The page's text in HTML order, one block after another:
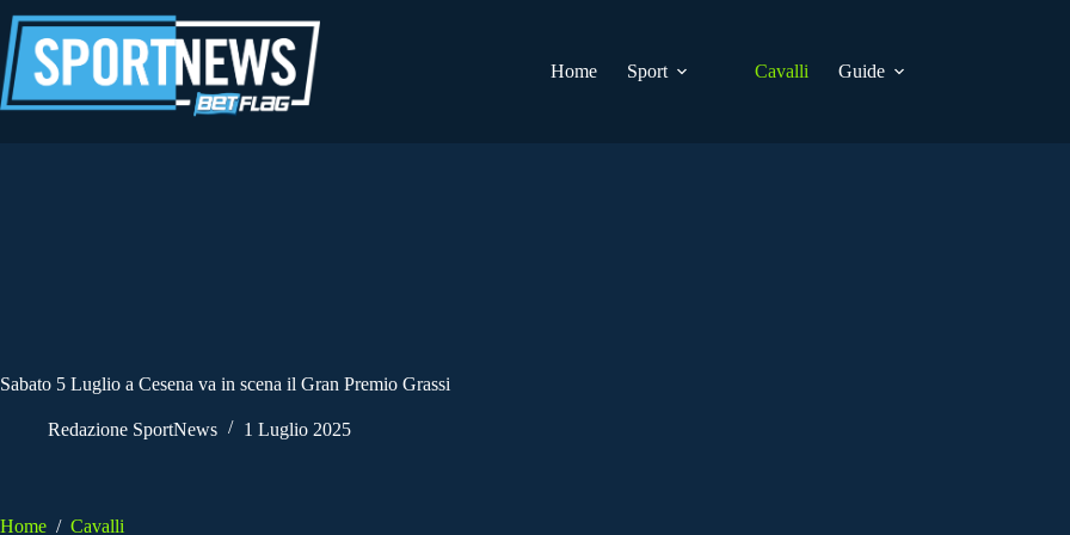
al
contenuto
Home
Sport Cavalli Guide
Sabato 5 Luglio a Cesena va in scena il Gran Premio Grassi
Redazione SportNews 1 Luglio 2025
Home / Cavalli